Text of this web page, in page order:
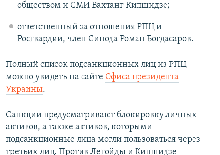
обществом и СМИ Вахтанг Кипшидзе;
ответственный за отношения РПЦ и
Росгвардии, член Синода Роман Богдасаров.
Полный список подсанкционных лиц из РПЦ
можно увидеть на сайте Офиса президента
Украины.
Санкции предусматривают блокировку личных
активов, а также активов, которыми
подсанкционные лица могли пользоваться через
третьих лиц. Против Легойды и Кипшидзе